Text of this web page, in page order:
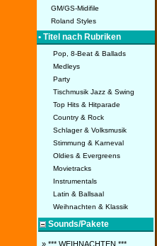
GM/GS-Midifile
Roland Styles
• Titel nach Rubriken
Pop, 8-Beat & Ballads
Medleys
Party
Tischmusik Jazz & Swing
Top Hits & Hitparade
Country & Rock
Schlager & Volksmusik
Stimmung & Karneval
Oldies & Evergreens
Movietracks
Instrumentals
Latin & Ballsaal
Weihnachten & Klassik
Sounds/Pakete
» *** WEIHNACHTEN ***